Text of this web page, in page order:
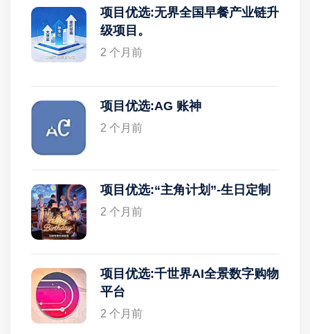
项目优选:无界全国早餐产业链升
级项目。
2 个月前
项目优选:AG 账神
2 个月前
项目优选:“主角计划”-生日定制
2 个月前
项目优选:千世界AI全景数字购物
平台
2 个月前